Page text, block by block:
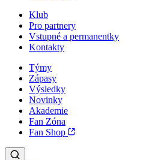
Klub
Pro partnery
Vstupné a permanentky
Kontakty
Týmy
Zápasy
Výsledky
Novinky
Akademie
Fan Zóna
Fan Shop